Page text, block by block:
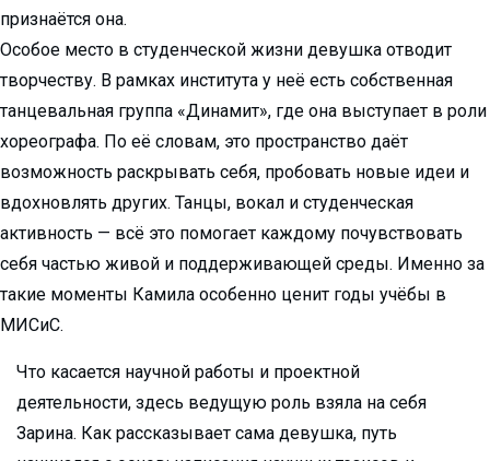
признаётся она.
Особое место в студенческой жизни девушка отводит
творчеству. В рамках института у неё есть собственная
танцевальная группа «Динамит», где она выступает в роли
хореографа. По её словам, это пространство даёт
возможность раскрывать себя, пробовать новые идеи и
вдохновлять других. Танцы, вокал и студенческая
активность — всё это помогает каждому почувствовать
себя частью живой и поддерживающей среды. Именно за
такие моменты Камила особенно ценит годы учёбы в
МИСиС.
Что касается научной работы и проектной
деятельности, здесь ведущую роль взяла на себя
Зарина. Как рассказывает сама девушка, путь